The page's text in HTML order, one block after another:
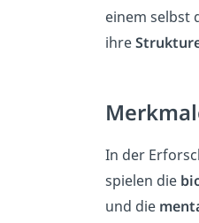
einem selbst
ihre
In der
spielen die
und die